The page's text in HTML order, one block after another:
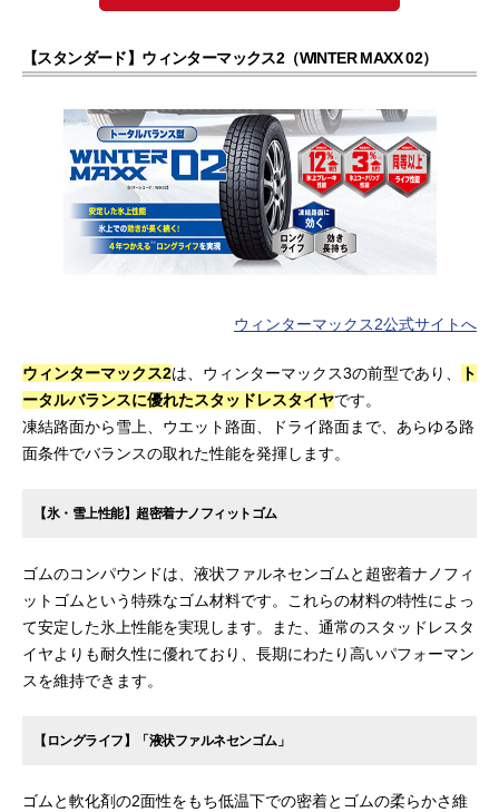
【スタンダード】ウィンターマックス2（WINTER MAXX 02）
ウィンターマックス2公式サイトへ
ウィンターマックス2は、ウィンターマックス3の前型であり、
ト
ータルバランスに優れたスタッドレスタイヤです。
凍結路面から雪上、ウエット路面、ドライ路面まで、あらゆる路
面条件でバランスの取れた性能を発揮します。
【氷・雪上性能】超密着ナノフィットゴム
ゴムのコンパウンドは、液状ファルネセンゴムと超密着ナノフィ
ットゴムという特殊なゴム材料です。これらの材料の特性によっ
て安定した氷上性能を実現します。また、通常のスタッドレスタ
イヤよりも耐久性に優れており、長期にわたり高いパフォーマン
スを維持できます。
【ロングライフ】「液状ファルネセンゴム」
ゴムと軟化剤の2面性をもち低温下での密着とゴムの柔らかさ維